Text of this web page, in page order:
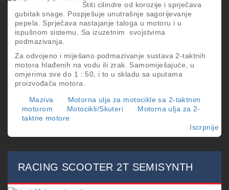
Štiti cilindre od korozije i sprječava
gubitak snage. Pospješuje unutrašnje sagorijevanje
pepela. Sprječava nastajanje taloga u motoru i u
ispušnom sistemu. Sa izuzetnim svojstvima
podmazivanja.
Za odvojeno i miješano podmazivanje sustava 2-taktnih
motora hlađenih na vodu ili zrak. Samomiješajuće, u
omjerima sve do 1 : 50, i to u skladu sa uputama
proizvođača motora.
Maziva
Motorna ulja za motocikle sa 2-taktnim
motorom
Motocikli/Skuteri
Motorna ulja za 2-
taktne motore
Iscrpnije
RACING SCOOTER 2T SEMISYNTH